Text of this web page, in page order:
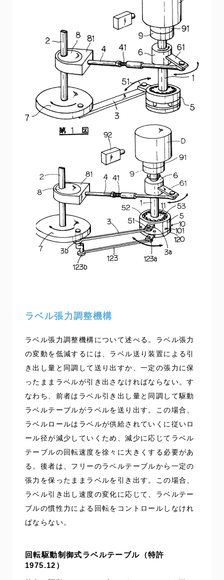
ラベル張力調整機構
ラベル張力調整機構について述べる。ラベル張力
の変動を低減するには、ラベル送り装置による引
き出し量と同調して送り出すか、一定の張力に保
ったままラベルが引き出さなければならない。す
なわち、前者はラベル引き出し量と同調して駆動
ラベルテーブルがラベルを送り出す。この場合、
ラベルロールはラベルが供給されていくに従いロ
ール径が減少していくため、減少に応じてラベル
テーブルの回転速度を徐々に大きくする必要があ
る。後者は、フリーのラベルテーブルから一定の
張力を保ったままラベルを引き出す。この場合、
ラベル引き出し速度の変化に応じて、ラベルテー
ブルの慣性力による回転をコントロールしなけれ
ばならない。
回転駆動制御式ラベルテーブル（特許
1975.12）